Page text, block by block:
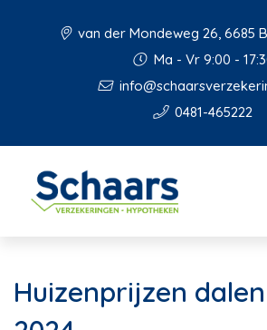
van der Mondeweg 26, 6685
Ma - Vr 9:00 -
0481-465222
Huizenprijzen